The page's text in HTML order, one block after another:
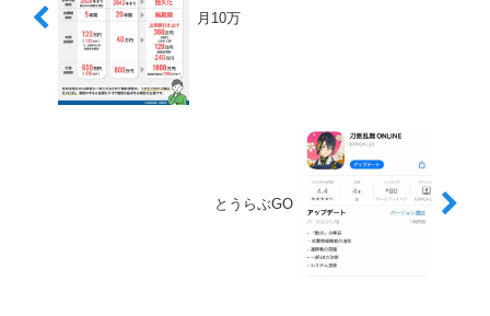
月10万
とうらぶGO